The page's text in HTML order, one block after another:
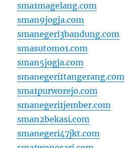
sma1magelang.com
sman9jogja.com
smanegeri3bandung.com
smasutomo1.com
sman5jogja.com
smanegeri1tangerang.com
sma1purworejo.com
smanegeri1jember.com
sman2bekasi.com
smanegeri47jkt.com